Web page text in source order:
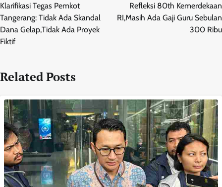
Klarifikasi Tegas Pemkot
Tangerang: Tidak Ada Skandal
Dana Gelap,Tidak Ada Proyek
Fiktif
Refleksi 80th Kemerdekaan
RI,Masih Ada Gaji Guru Sebulan
300 Ribu
Related Posts